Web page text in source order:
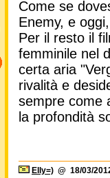
Come se
Enemy, e
Per il resto il
femminile nel
certa aria
rivalità e
sempre come
la profondità
Elly=) @ 18/03/